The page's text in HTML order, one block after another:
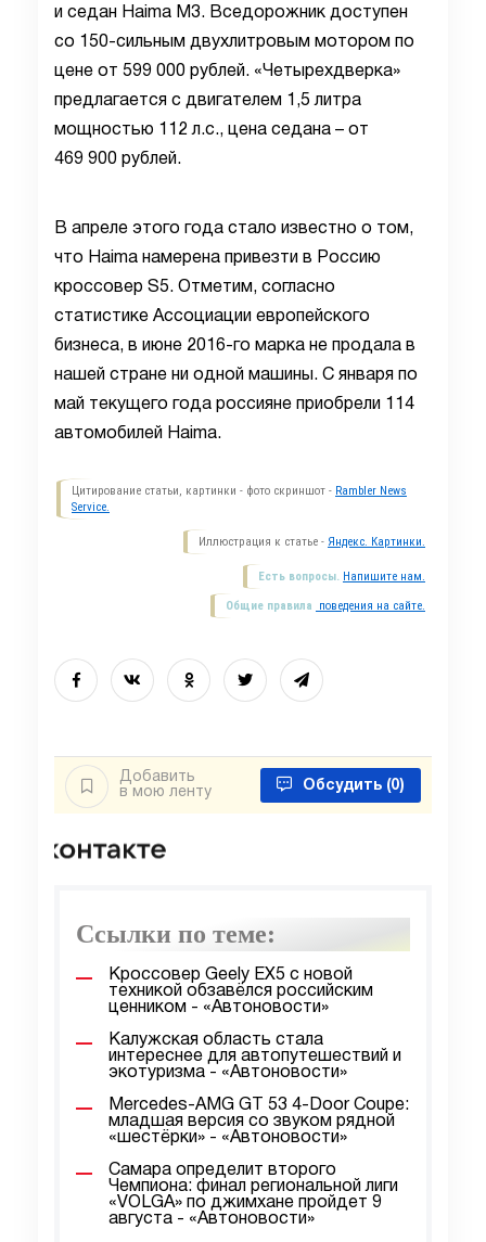
и седан Haima M3. Вседорожник доступен
со 150-сильным двухлитровым мотором по
цене от 599 000 рублей. «Четырехдверка»
предлагается с двигателем 1,5 литра
мощностью 112 л.с., цена седана – от
469 900 рублей.
В апреле этого года стало известно о том,
что Haima намерена привезти в Россию
кроссовер S5. Отметим, согласно
статистике Ассоциации европейского
бизнеса, в июне 2016-го марка не продала в
нашей стране ни одной машины. С января по
май текущего года россияне приобрели 114
автомобилей Haima.
Цитирование статьи, картинки - фото скриншот - Rambler News
Service.
Иллюстрация к статье - Яндекс. Картинки.
Есть вопросы. Напишите нам.
Общие правила поведения на сайте.
Добавить
в мою ленту
Обсудить (0)
Ссылки по теме:
Кроссовер Geely EX5 с новой
техникой обзавёлся российским
ценником - «Автоновости»
Калужская область стала
интереснее для автопутешествий и
экотуризма - «Автоновости»
Mercedes-AMG GT 53 4-Door Coupe:
младшая версия со звуком рядной
«шестёрки» - «Автоновости»
Самара определит второго
Чемпиона: финал региональной лиги
«VOLGA» по джимхане пройдет 9
августа - «Автоновости»